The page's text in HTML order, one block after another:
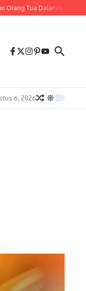
Dalam Membentuk
6, 2026